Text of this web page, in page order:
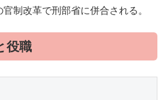
制改革で刑部省に併合される。
役職